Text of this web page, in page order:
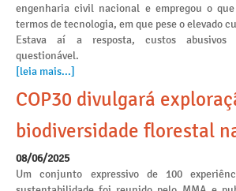
engenharia civil nacional e empregou o
termos de tecnologia, em que pese o elevado
Estava aí a resposta, custos
questionável.
[leia mais...]
COP30 divulgará
biodiversidade florestal
08/06/2025
Um conjunto expressivo de 100